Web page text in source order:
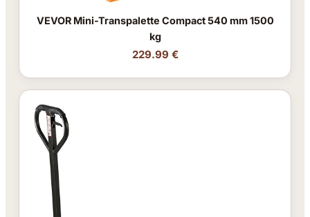
VEVOR Mini-Transpalette Compact 540 mm 1500
kg
229.99 €